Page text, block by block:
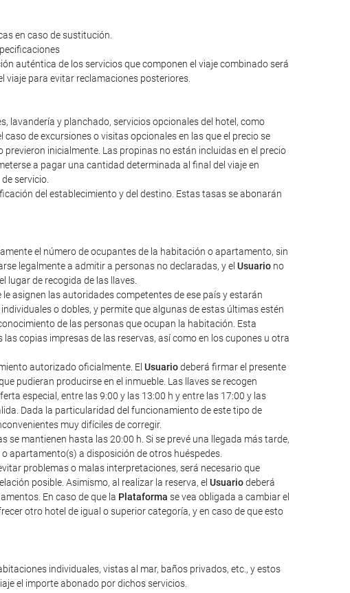
en caso de sustitución.
auténtica de los servicios que componen el viaje combinado será
viaje para evitar reclamaciones posteriores.
lavandería y planchado, servicios opcionales del hotel, como
de excursiones o visitas opcionales en las que el precio se
inicialmente. Las propinas no están incluidas en el precio
a pagar una cantidad determinada al final del viaje en
servicio.
del establecimiento y del destino. Estas tasas se abonarán
el número de ocupantes de la habitación o apartamento, sin
legalmente a admitir a personas no declaradas, y el Usuario no
lugar de recogida de las llaves.
asignen las autoridades competentes de ese país y estarán
o dobles, y permite que algunas de estas últimas estén
de las personas que ocupan la habitación. Esta
copias impresas de las reservas, así como en los cupones u otra
autorizado oficialmente. El Usuariodeberá firmar el presente
pudieran producirse en el inmueble. Las llaves se recogen
especial, entre las 9:00 y las 13:00 h y entre las 17:00 y las
Dada la particularidad del funcionamiento de este tipo de
muy difíciles de corregir.
se mantienen hasta las 20:00 h. Si se prevé una llegada más tarde,
apartamento(s) a disposición de otros huéspedes.
problemas o malas interpretaciones, será necesario que
posible. Asimismo, al realizar la reserva, el Usuariodeberá
En caso de que la Plataforma se vea obligada a cambiar el
otro hotel de igual o superior categoría, y en caso de que esto
individuales, vistas al mar, baños privados, etc., y estos
el importe abonado por dichos servicios.